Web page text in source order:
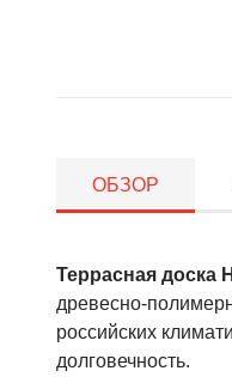
ОБЗОР
Террасная доска
древесно-
российских
долговечность.